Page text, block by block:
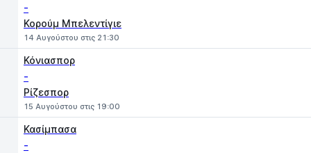
-
Κορούμ Μπελεντίγιε
14 Αυγούστου στις 21:30
Κόνιασπορ
-
Ρίζεσπορ
15 Αυγούστου στις 19:00
Κασίμπασα
-